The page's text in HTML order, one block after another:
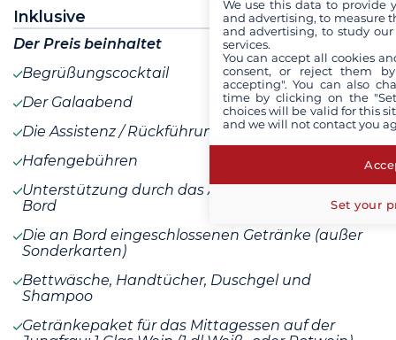
Inklusive
Der Preis beinhaltet
Begrüßungscocktail
Der Galaabend
Die Assistenz / Rückführungsversicherung
Hafengebühren
Unterstützung durch das Animationsteam an
Bord
Die an Bord eingeschlossenen Getränke (außer
Sonderkarten)
Bettwäsche, Handtücher, Duschgel und
Shampoo
Getränkepaket für das Mittagessen auf der
We use this data to provide
and advertising, to measure
and advertising, to study
services.
You can accept all cookies
consent, or reject them
accepting". You can also
time by clicking on the
choices will be valid for this
and we will not contact you
Set your